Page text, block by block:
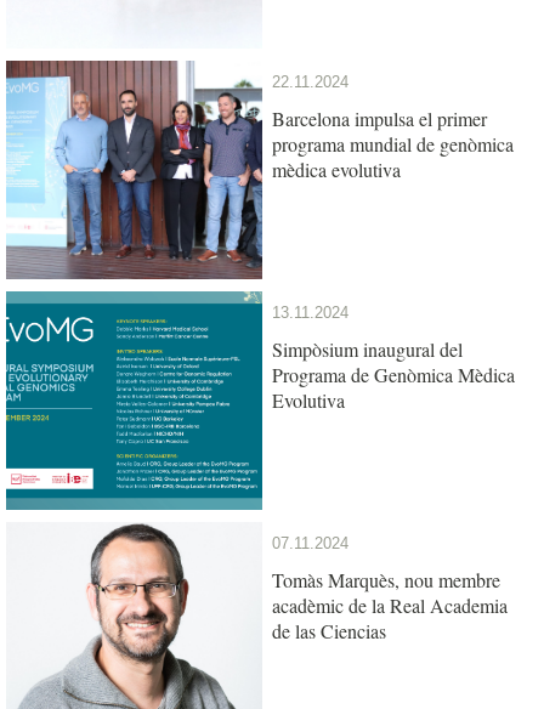
22.11.2024
Barcelona impulsa el primer
programa mundial de genòmica
mèdica evolutiva
13.11.2024
Simpòsium inaugural del
Programa de Genòmica Mèdica
Evolutiva
07.11.2024
Tomàs Marquès, nou membre
acadèmic de la Real Academia
de las Ciencias